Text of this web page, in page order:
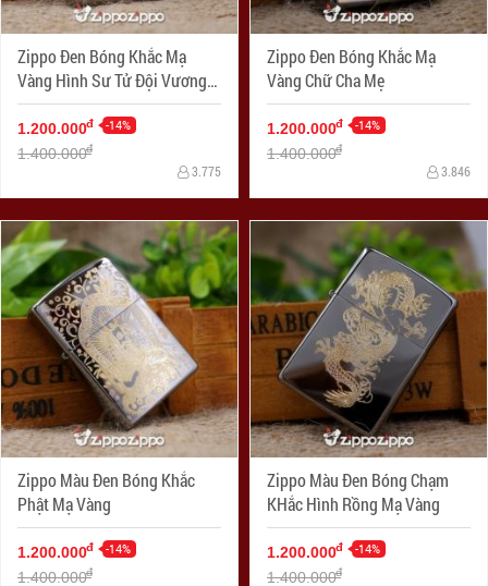
Zippo Đen Bóng Khắc Mạ
Vàng Hình Sư Tử Đội Vương
Miện (260)
1.200.000đ -14%
1.400.000đ
3.775
Zippo Đen Bóng Khắc Mạ
Vàng Chữ Cha Mẹ
1.200.000đ -14%
1.400.000đ
3.846
Zippo Màu Đen Bóng Khắc
Phật Mạ Vàng
1.200.000đ -14%
1.400.000đ
Zippo Màu Đen Bóng Chạm
KHắc Hình Rồng Mạ Vàng
1.200.000đ -14%
1.400.000đ